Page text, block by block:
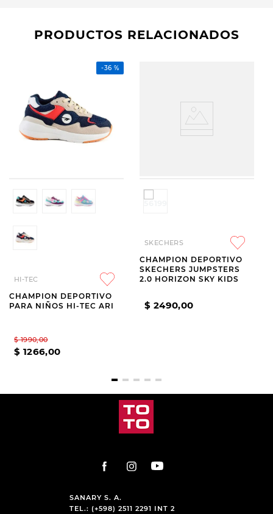
PRODUCTOS RELACIONADOS
-36 %
HI-TEC
CHAMPION DEPORTIVO
PARA NIÑOS HI-TEC ARI
$ 1990,00
$ 1266,00
SKECHERS
CHAMPION DEPORTIVO
SKECHERS JUMPSTERS
2.0 HORIZON SKY KIDS
$ 2490,00
SANARY S. A.
TEL.: (+598) 2511 2291 INT 2